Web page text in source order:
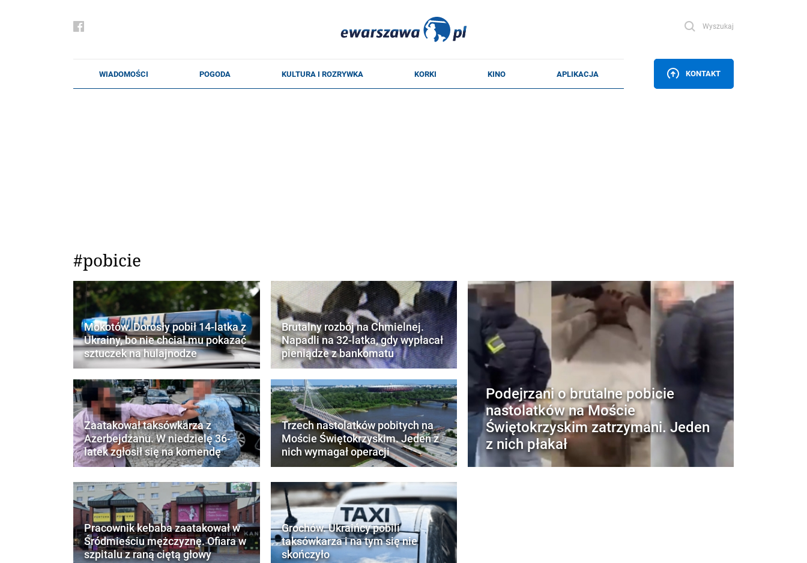
Wyszukaj
KONTAKT
#pobicie
Mokotów. Dorosły pobił 14-latka z
Ukrainy, bo nie chciał mu pokazać
sztuczek na hulajnodze
Zaatakował taksówkarza z
Azerbejdżanu. W niedzielę 36-
latek zgłosił się na komendę
Brutalny rozbój na Chmielnej.
Napadli na 32-latka, gdy wypłacał
pieniądze z bankomatu
Trzech nastolatków pobitych na
Moście Świętokrzyskim. Jeden z
nich wymagał operacji
Podejrzani o brutalne pobicie
nastolatków na Moście
Świętokrzyskim zatrzymani. Jeden
z nich płakał
Pracownik kebaba zaatakował w
Śródmieściu mężczyznę. Ofiara w
szpitalu z raną ciętą głowy
Grochów. Ukraińcy pobili
taksówkarza i na tym się nie
skończyło